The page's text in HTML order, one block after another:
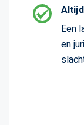
Een
en